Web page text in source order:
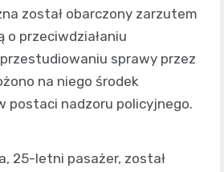
został obarczony zarzutem
o przeciwdziałaniu
sprawy przez
na niego środek
postaci nadzoru policyjnego.
25-letni pasażer, został